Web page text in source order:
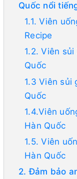
Quốc nổi
1.1. Viên
Recipe
1.2. Viên
Quốc
1.3 Viên sủi
Quốc
1.4.Viên
Hàn Quốc
1.5. Viên
Hàn Quốc
2. Đảm bảo